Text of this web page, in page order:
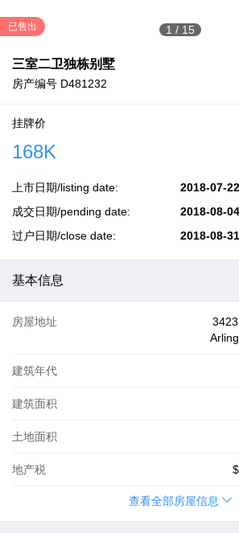
1 / 15
已售出
三室二卫独栋别墅
房产编号 D481232
挂牌价
168K
上市日期/listing date:
成交日期/pending date:
过户日期/close date:
2018-07-22
2018-08-04
2018-08-31
基本信息
房屋地址
建筑年代
建筑面积
土地面积
地产税
查看全部房屋信息